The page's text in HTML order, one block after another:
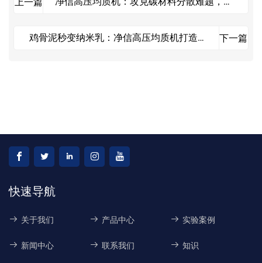
鸡骨泥秒变纳米乳：净信高压均质机打造餐
下一篇
快速导航
关于我们 产品中心 实验案例
新闻中心 联系我们 知识